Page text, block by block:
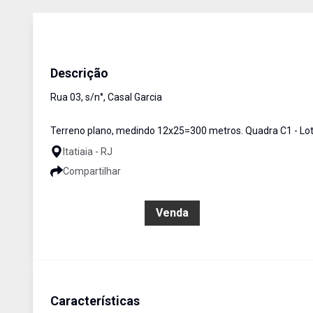
Descrição
Rua 03, s/n°, Casal Garcia
Terreno plano, medindo 12x25=300 metros. Quadra C1 -
Itatiaia - RJ
Compartilhar
Venda
Características